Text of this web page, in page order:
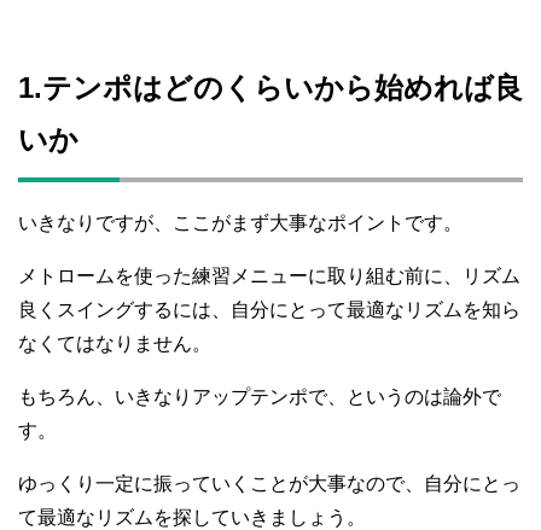
1.テンポはどのくらいから始めれば良
いか
いきなりですが、ここがまず大事なポイントです。
メトロームを使った練習メニューに取り組む前に、リズム
良くスイングするには、自分にとって最適なリズムを知ら
なくてはなりません。
もちろん、いきなりアップテンポで、というのは論外で
す。
ゆっくり一定に振っていくことが大事なので、自分にとっ
て最適なリズムを探していきましょう。